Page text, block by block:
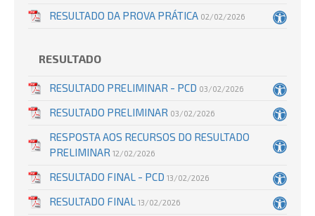
RESULTADO DA PROVA PRÁTICA 02/02/2026
RESULTADO
RESULTADO PRELIMINAR - PCD 03/02/2026
RESULTADO PRELIMINAR 03/02/2026
RESPOSTA AOS RECURSOS DO RESULTADO
PRELIMINAR 12/02/2026
RESULTADO FINAL - PCD 13/02/2026
RESULTADO FINAL 13/02/2026